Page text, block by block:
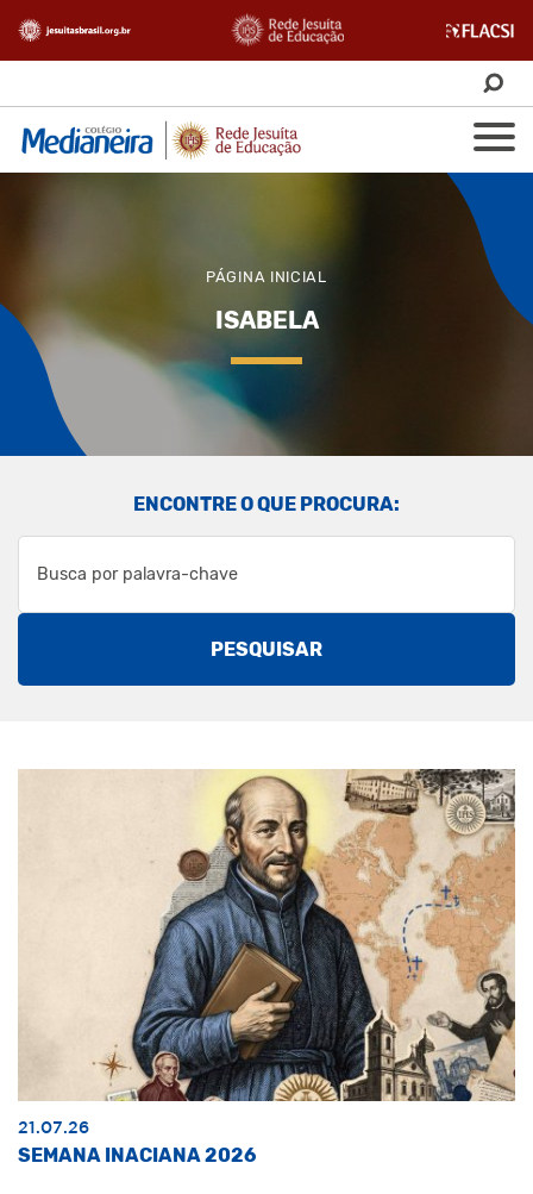
PÁGINA INICIAL
ISABELA
ENCONTRE O QUE PROCURA:
PESQUISAR
21.07.26
SEMANA INACIANA 2026